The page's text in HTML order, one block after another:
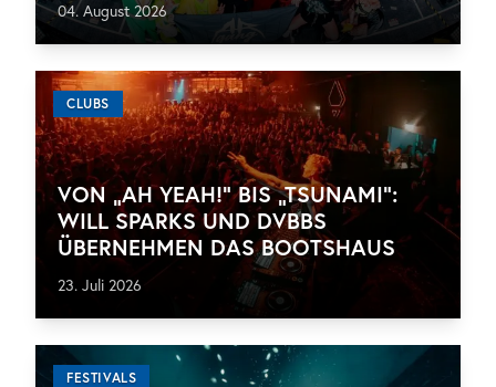
04. August 2026
CLUBS
VON „AH YEAH!“ BIS „TSUNAMI“:
WILL SPARKS UND DVBBS
ÜBERNEHMEN DAS BOOTSHAUS
23. Juli 2026
FESTIVALS